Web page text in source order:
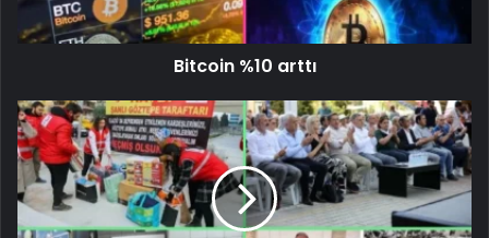
Bitcoin %10 arttı